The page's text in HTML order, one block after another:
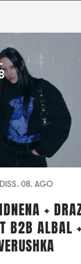
DISS. 08. AGO
+
B2B ALBAL +